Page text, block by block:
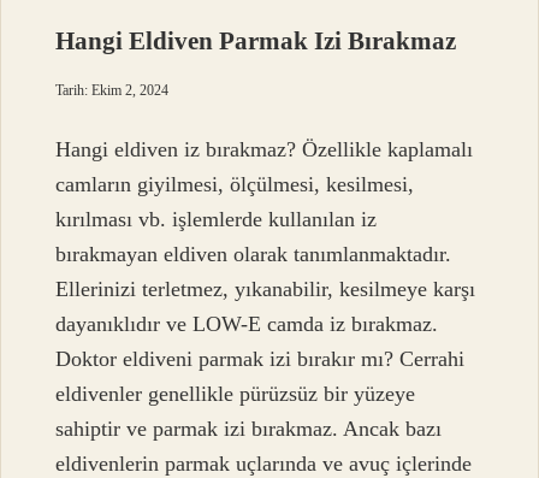
Hangi Eldiven Parmak Izi Bırakmaz
Tarih: Ekim 2, 2024
Hangi eldiven iz bırakmaz? Özellikle kaplamalı
camların giyilmesi, ölçülmesi, kesilmesi,
kırılması vb. işlemlerde kullanılan iz
bırakmayan eldiven olarak tanımlanmaktadır.
Ellerinizi terletmez, yıkanabilir, kesilmeye karşı
dayanıklıdır ve LOW-E camda iz bırakmaz.
Doktor eldiveni parmak izi bırakır mı? Cerrahi
eldivenler genellikle pürüzsüz bir yüzeye
sahiptir ve parmak izi bırakmaz. Ancak bazı
eldivenlerin parmak uçlarında ve avuç içlerinde